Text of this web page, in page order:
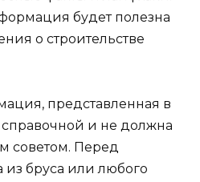
будет полезна
о строительстве
представленная в
справочной и не должна
советом. Перед
из бруса или любого